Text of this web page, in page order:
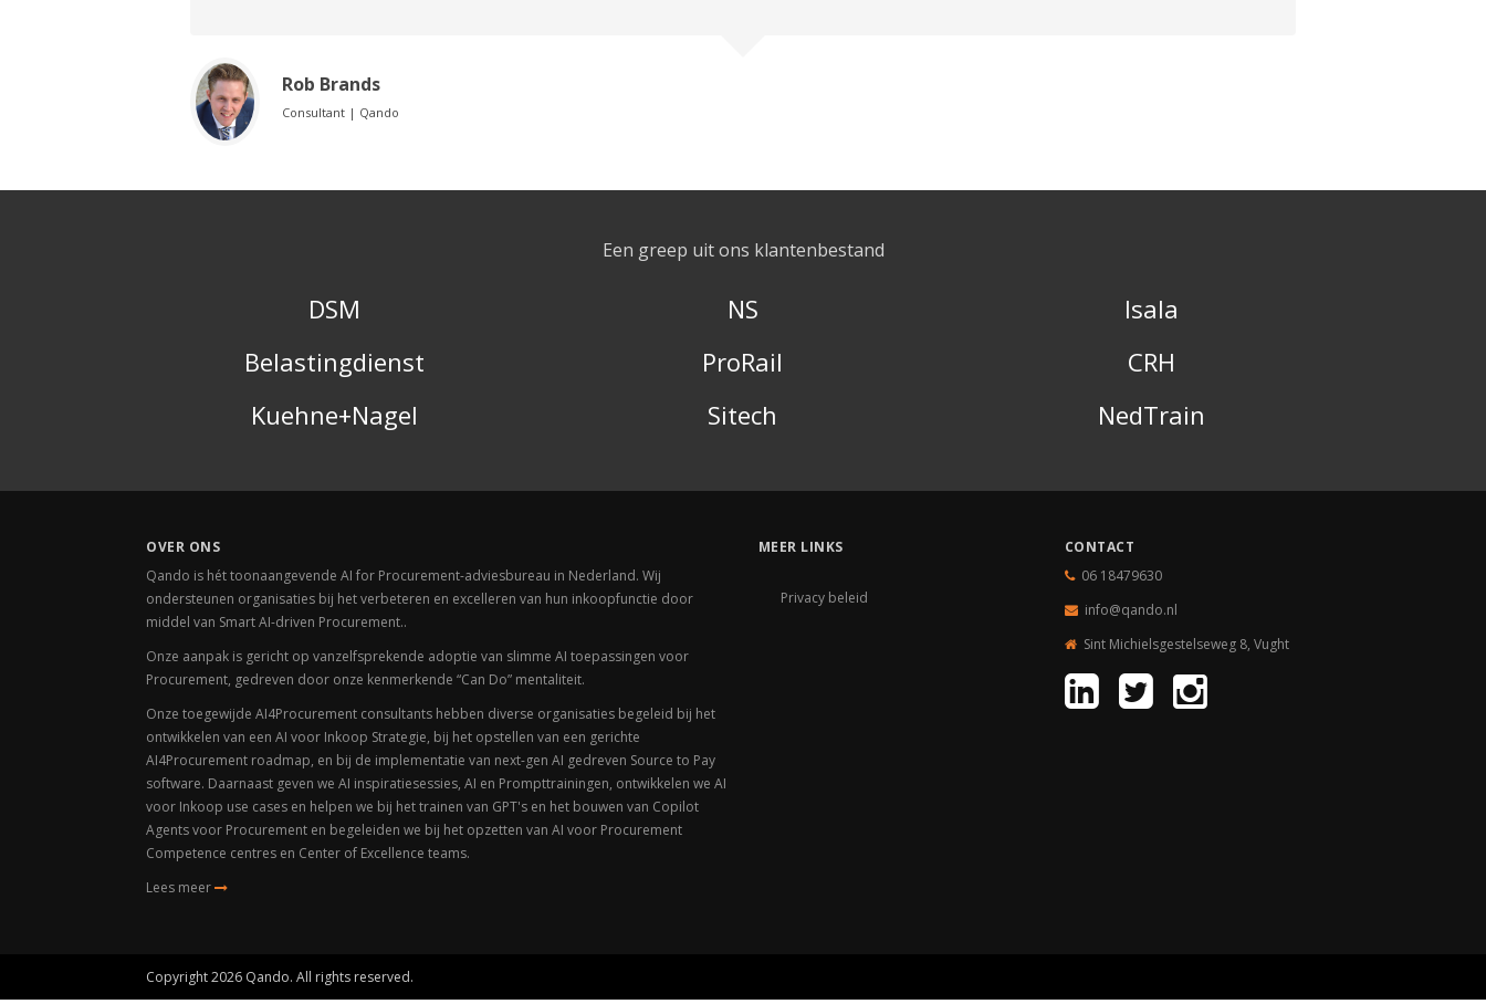
Rob Brands
Consultant | Qando
Een greep uit ons klantenbestand
DSM NS
Isala
Belastingdienst
ProRail
CRH
Kuehne+Nagel
Sitech NedTrain
OVER ONS
Qando is hét toonaangevende AI for Procurement-adviesbureau in Nederland. Wij
ondersteunen organisaties bij het verbeteren en excelleren van hun inkoopfunctie door
middel van Smart AI-driven Procurement..
Onze aanpak is gericht op vanzelfsprekende adoptie van slimme AI toepassingen voor
Procurement, gedreven door onze kenmerkende “Can Do” mentaliteit.
Onze toegewijde AI4Procurement consultants hebben diverse organisaties begeleid bij het
ontwikkelen van een AI voor Inkoop Strategie, bij het opstellen van een gerichte
AI4Procurement roadmap, en bij de implementatie van next-gen AI gedreven Source to Pay
software. Daarnaast geven we AI inspiratiesessies, AI en Prompttrainingen, ontwikkelen we AI
voor Inkoop use cases en helpen we bij het trainen van GPT's en het bouwen van Copilot
Agents voor Procurement en begeleiden we bij het opzetten van AI voor Procurement
Competence centres en Center of Excellence teams.
Lees meer
MEER LINKS
Privacy beleid
CONTACT
06 18479630
info@qando.nl
Sint Michielsgestelseweg 8, Vught
Copyright 2026 Qando. All rights reserved.